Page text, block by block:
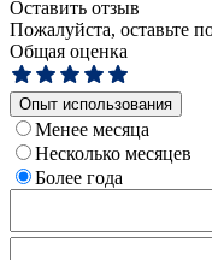
Оставить отзыв
Пожалуйста, оставьте
Общая оценка
Опыт использования
Менее месяца
Несколько месяцев
Более года